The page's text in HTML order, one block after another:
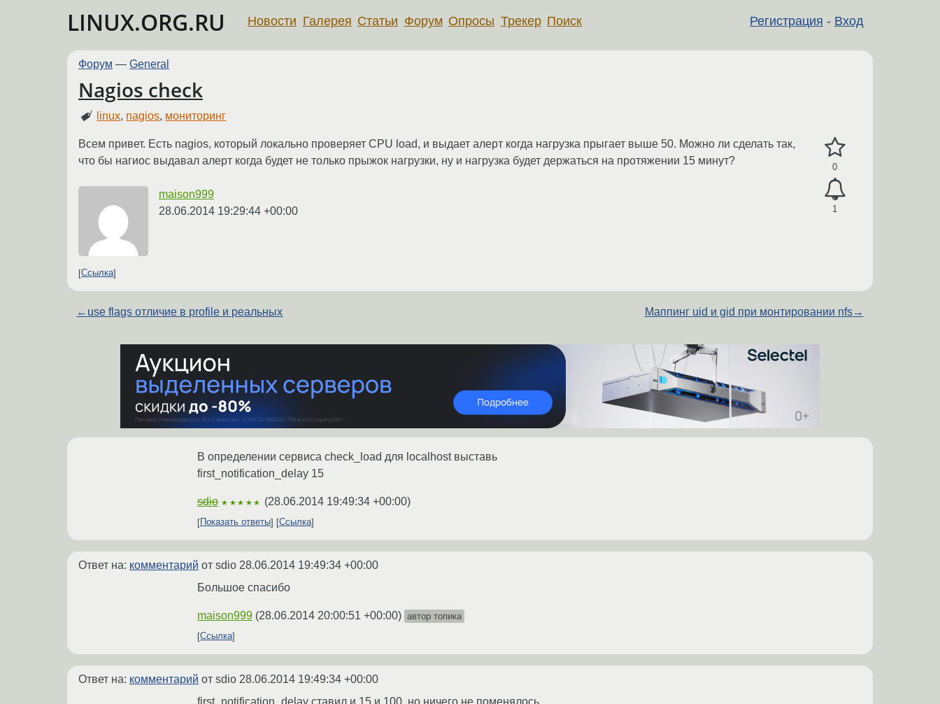
LINUX.ORG.RU Регистрация - Вход
Новости Галерея Статьи Форум Опросы Трекер Поиск
Форум — General
Nagios check
linux, nagios, мониторинг
0
1
Всем привет. Есть nagios, который локально проверяет CPU load, и выдает алерт когда нагрузка прыгает выше 50. Можно ли сделать так,
что бы нагиос выдавал алерт когда будет не только прыжок нагрузки, ну и нагрузка будет держаться на протяжении 15 минут?
maison999
28.06.2014 19:29:44 +00:00
Ссылка
← use flags отличие в profile и реальных Маппинг uid и gid при монтировании nfs→
В определении сервиса check_load для localhost выставь
first_notification_delay 15
sdio ★★★★★ (28.06.2014 19:49:34 +00:00)
Показать ответы Ссылка
Ответ на: комментарий от sdio 28.06.2014 19:49:34 +00:00
Большое спасибо
maison999 (28.06.2014 20:00:51 +00:00) автор топика
Ссылка
Ответ на: комментарий от sdio 28.06.2014 19:49:34 +00:00
first_notification_delay ставил и 15 и 100, но ничего не поменялось